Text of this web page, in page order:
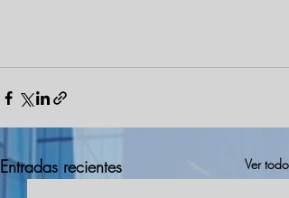
Entradas recientes Ver todo